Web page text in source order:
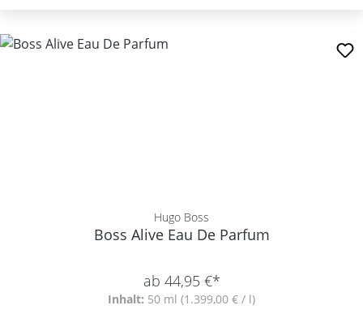
Hugo Boss
Boss Alive Eau De Parfum
ab 44,95 €*
Inhalt: 50 ml (1.399,00 € / l)